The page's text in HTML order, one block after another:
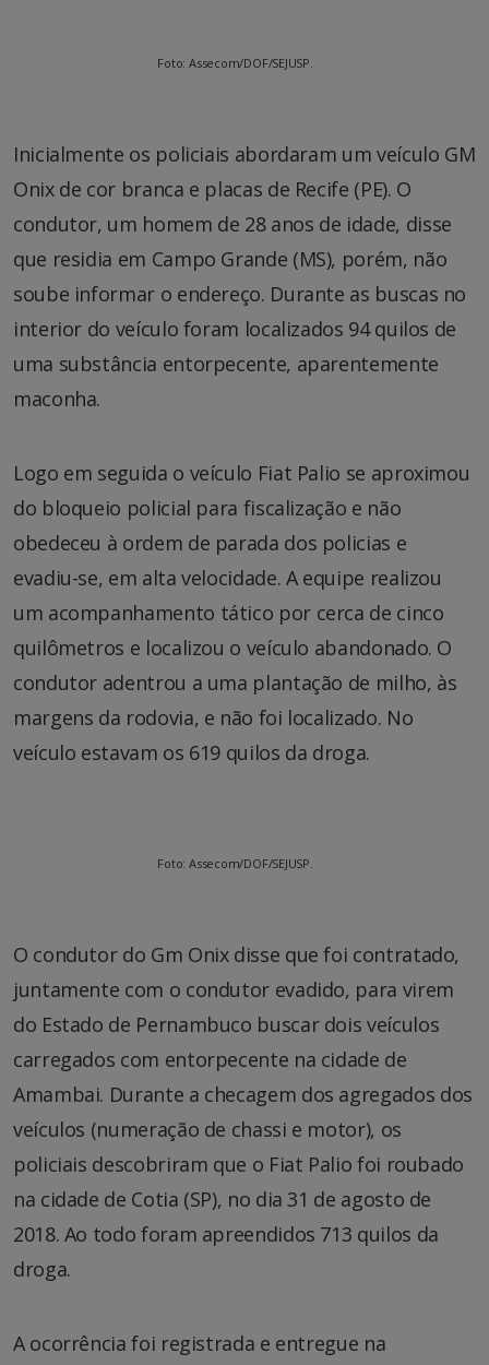
Foto: Assecom/DOF/SEJUSP.
Inicialmente os policiais abordaram um veículo GM
Onix de cor branca e placas de Recife (PE). O
condutor, um homem de 28 anos de idade, disse
que residia em Campo Grande (MS), porém, não
soube informar o endereço. Durante as buscas no
interior do veículo foram localizados 94 quilos de
uma substância entorpecente, aparentemente
maconha.
Logo em seguida o veículo Fiat Palio se aproximou
do bloqueio policial para fiscalização e não
obedeceu à ordem de parada dos policias e
evadiu-se, em alta velocidade. A equipe realizou
um acompanhamento tático por cerca de cinco
quilômetros e localizou o veículo abandonado. O
condutor adentrou a uma plantação de milho, às
margens da rodovia, e não foi localizado. No
veículo estavam os 619 quilos da droga.
Foto: Assecom/DOF/SEJUSP.
O condutor do Gm Onix disse que foi contratado,
juntamente com o condutor evadido, para virem
do Estado de Pernambuco buscar dois veículos
carregados com entorpecente na cidade de
Amambai. Durante a checagem dos agregados dos
veículos (numeração de chassi e motor), os
policiais descobriram que o Fiat Palio foi roubado
na cidade de Cotia (SP), no dia 31 de agosto de
2018. Ao todo foram apreendidos 713 quilos da
droga.
A ocorrência foi registrada e entregue na